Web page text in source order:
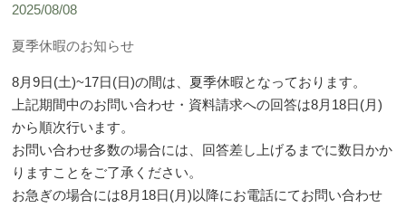
2025/08/08
夏季休暇のお知らせ
8月9日(土)~17日(日)の間は、夏季休暇となっております。
上記期間中のお問い合わせ・資料請求への回答は8月18日(月)
から順次行います。
お問い合わせ多数の場合には、回答差し上げるまでに数日かか
りますことをご了承ください。
お急ぎの場合には8月18日(月)以降にお電話にてお問い合わせ